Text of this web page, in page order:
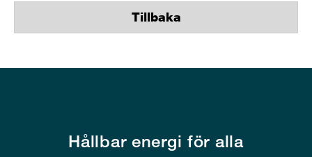
Tillbaka
Hållbar energi för alla